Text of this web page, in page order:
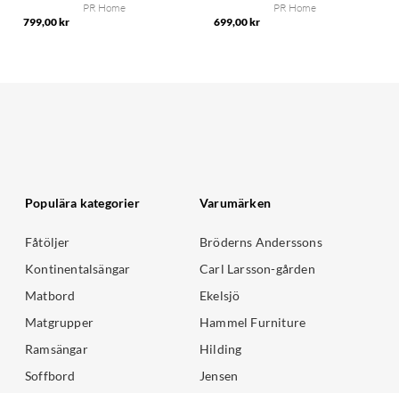
PR Home
799,00 kr
PR Home
699,00 kr
Populära kategorier
Fåtöljer
Kontinentalsängar
Matbord
Matgrupper
Ramsängar
Soffbord
Varumärken
Bröderns Anderssons
Carl Larsson-gården
Ekelsjö
Hammel Furniture
Hilding
Jensen